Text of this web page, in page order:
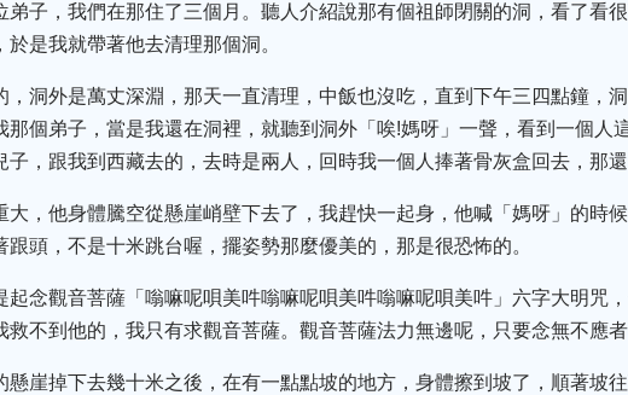
弟子，我們在那住了三個月。聽人介紹說那有個祖師閉關的洞，看了看
是我就帶著他去清理那個洞。
，洞外是萬丈深淵，那天一直清理，中飯也沒吃，直到下午三四點鐘，
那個弟子，當是我還在洞裡，就聽到洞外「唉!媽呀」一聲，看到一個人
，跟我到西藏去的，去時是兩人，回時我一個人捧著骨灰盒回去，那還
大，他身體騰空從懸崖峭壁下去了，我趕快一起身，他喊「媽呀」的時
頭，不是十米跳台喔，擺姿勢那麼優美的，那是很恐怖的。
起念觀音菩薩「嗡嘛呢唄美吽嗡嘛呢唄美吽嗡嘛呢唄美吽」六字大明咒
不到他的，我只有求觀音菩薩。觀音菩薩法力無邊呢，只要念無不應者
懸崖掉下去幾十米之後，在有一點點坡的地方，身體擦到坡了，順著坡